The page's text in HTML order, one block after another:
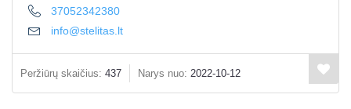
37052342380
info@stelitas.lt
Peržiūrų skaičius: 437 Narys nuo: 2022-10-12